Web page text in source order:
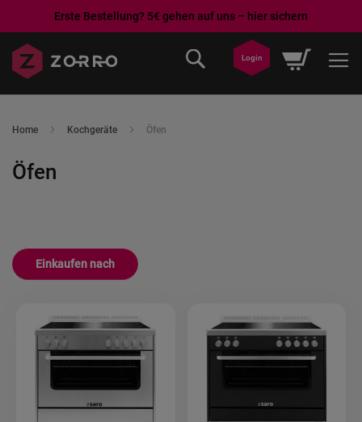
Erste Bestellung? 5€ gehen auf uns – hier sichern
zum
Mein
Login
Home Kochgeräte Öfen
Öfen
Einkaufen nach